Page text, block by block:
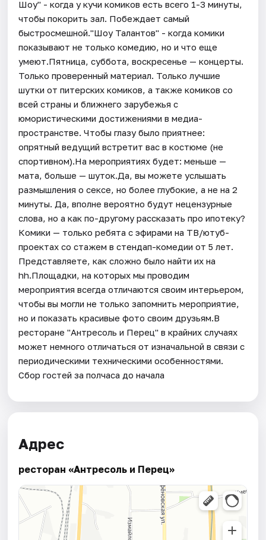
Шоу" - когда у кучи комиков есть всего 1-3 минуты,
чтобы покорить зал. Побеждает самый
быстросмешной."Шоу Талантов" - когда комики
показывают не только комедию, но и что еще
умеют.Пятница, суббота, воскресенье — концерты.
Только проверенный материал. Только лучшие
шутки от питерских комиков, а также комиков со
всей страны и ближнего зарубежья с
юмористическими достижениями в медиа-
пространстве. Чтобы глазу было приятнее:
опрятный ведущий встретит вас в костюме (не
спортивном).На мероприятиях будет: меньше —
мата, больше — шуток.Да, вы можете услышать
размышления о сексе, но более глубокие, а не на 2
минуты. Да, вполне вероятно будут нецензурные
слова, но а как по-другому рассказать про ипотеку?
Комики — только ребята с эфирами на ТВ/ютуб-
проектах со стажем в стендап-комедии от 5 лет.
Представляете, как сложно было найти их на
hh.Площадки, на которых мы проводим
мероприятия всегда отличаются своим интерьером,
чтобы вы могли не только запомнить мероприятие,
но и показать красивые фото своим друзьям.В
ресторане "Антресоль и Перец" в крайних случаях
может немного отличаться от изначальной в связи с
периодическими техническими особенностями.
Сбор гостей за полчаса до начала
Адрес
ресторан «Антресоль и Перец»